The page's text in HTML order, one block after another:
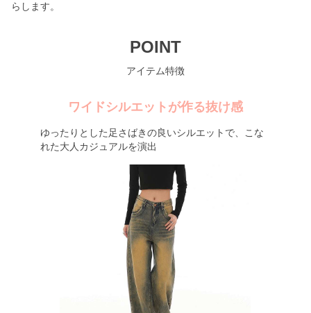
らします。
POINT
アイテム特徴
ワイドシルエットが作る抜け感
ゆったりとした足さばきの良いシルエットで、こな
れた大人カジュアルを演出